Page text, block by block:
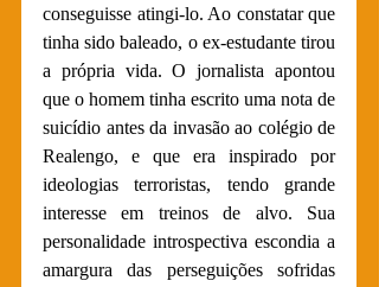
conseguisse atingi-lo. Ao constatar que
tinha sido baleado, o ex-estudante tirou
a própria vida. O jornalista apontou
que o homem tinha escrito uma nota de
suicídio antes da invasão ao colégio de
Realengo, e que era inspirado por
ideologias terroristas, tendo grande
interesse em treinos de alvo. Sua
personalidade introspectiva escondia a
amargura das perseguições sofridas